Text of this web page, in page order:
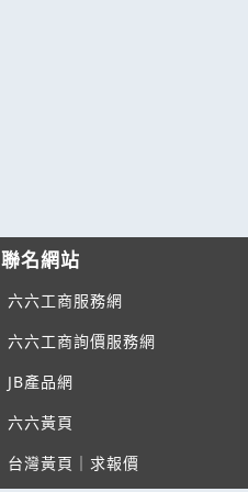
聯名網站
六六工商服務網
六六工商詢價服務網
JB產品網
六六黃頁
台灣黃頁｜求報價